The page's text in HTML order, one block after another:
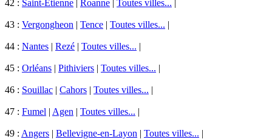
42 : Saint-Étienne | Roanne | Toutes villes... |
43 : Vergongheon | Tence | Toutes villes... |
44 : Nantes | Rezé | Toutes villes... |
45 : Orléans | Pithiviers | Toutes villes... |
46 : Souillac | Cahors | Toutes villes... |
47 : Fumel | Agen | Toutes villes... |
49 : Angers | Bellevigne-en-Layon | Toutes villes... |